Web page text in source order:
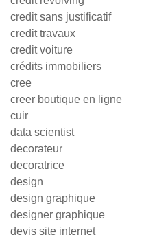
credit sans justificatif
credit travaux
credit voiture
crédits immobiliers
cree
creer boutique en ligne
cuir
data scientist
decorateur
decoratrice
design
design graphique
designer graphique
devis site internet